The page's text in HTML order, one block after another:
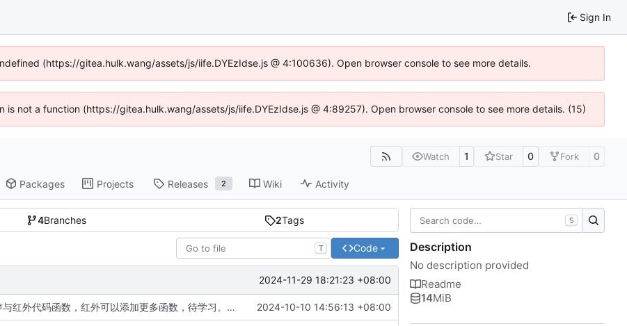
Sign In
(https://gitea.hulk.wang/assets/js/iife.DYEzIdse.js @ 4:100636). Open browser console to see more details.
is not a function (https://gitea.hulk.wang/assets/js/iife.DYEzIdse.js @ 4:89257). Open browser console to see more details. (15)
Watch 1 Star 0 Fork 0
Packages Projects Releases 2 Wiki Activity
4Branches 2Tags
T Code
2024-11-29 18:21:23 +08:00
规范第一版超声与红外代码函数，红外可以添加更多函数，待学习。同时修改CMakeList在生成bin与hex文件时的命名，以便区分。CMakeList与.h头文件的联动尚未实现。 2024-10-10 14:56:13 +08:00
S
Description
No description provided
Readme
14MiB